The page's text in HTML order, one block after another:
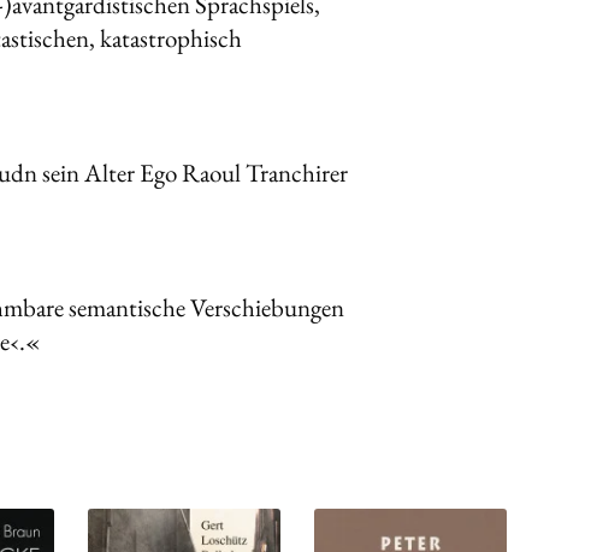
katastrophisch
sein Alter Ego Raoul Tranchirer
semantische Verschiebungen